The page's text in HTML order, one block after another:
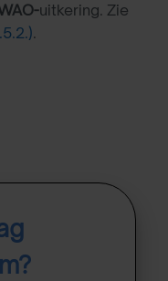
uitkering. Zie
.